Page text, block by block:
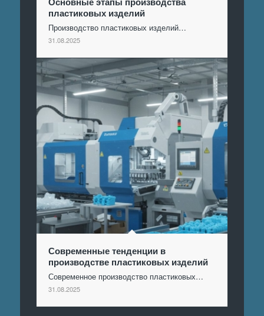
пластиковых изделий
Производство пластиковых изделий…
31.08.2025
Современные тенденции в
производстве пластиковых изделий
Современное производство пластиковых…
31.08.2025